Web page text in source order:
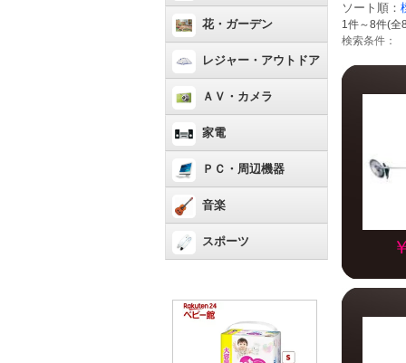
花・ガーデン
レジャー・アウトドア
ＡＶ・カメラ
家電
ＰＣ・周辺機器
音楽
スポーツ
ソート順：
1件～8件(全
検索条件：